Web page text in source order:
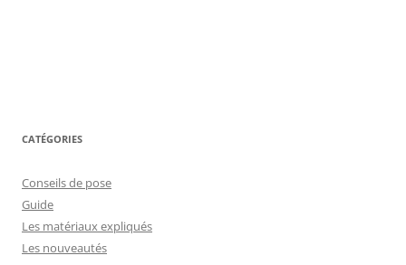
CATÉGORIES
Conseils de pose
Guide
Les matériaux expliqués
Les nouveautés